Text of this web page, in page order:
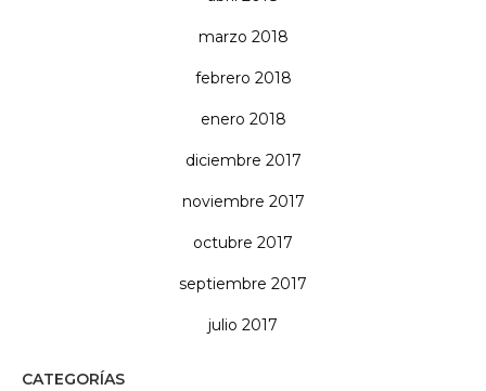
marzo 2018
febrero 2018
enero 2018
diciembre 2017
noviembre 2017
octubre 2017
septiembre 2017
julio 2017
CATEGORÍAS